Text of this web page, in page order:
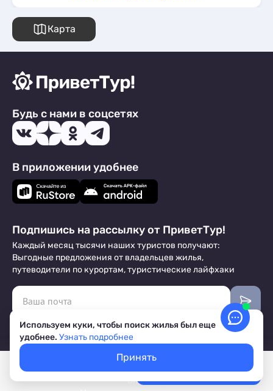
Карта
Покажем свободное жилье
Выбрать даты
Будь с нами в соцсетях
В приложении удобнее
Подпишись на рассылку от ПриветТур!
Каждый месяц тысячи наших туристов получают:
Выгодные предложения от владельцев жилья,
путеводители по курортам, туристические лайфхаки
Настоящим даю согласиена рассылку
Договор-Оферта
Блог
Используем куки, чтобы поиск жилья был еще
удобнее. Узнать подробнее
Принять